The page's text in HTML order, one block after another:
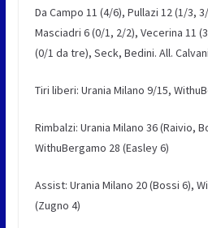
Da Campo 11 (4/6), Pullazi 12 (1/3,
Masciadri 6 (0/1, 2/2), Vecerina 11
(0/1 da tre), Seck, Bedini. All. Calvani
Tiri liberi: Urania Milano 9/15,
Rimbalzi: Urania Milano 36 (Raivio,
WithuBergamo 28 (Easley 6)
Assist: Urania Milano 20 (Bossi 6),
(Zugno 4)